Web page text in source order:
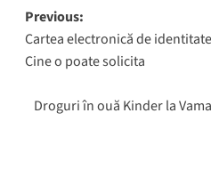
Post
navigation
Previous:
Cartea electronică de
Cine o poate solicita
Droguri în ouă Kinder la